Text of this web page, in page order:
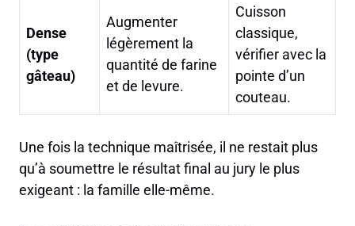
Dense
(type
gâteau)
Augmenter
légèrement la
quantité de farine
et de levure.
Cuisson
classique,
vérifier avec la
pointe d’un
couteau.
Une fois la technique maîtrisée, il ne restait plus
qu’à soumettre le résultat final au jury le plus
exigeant : la famille elle-même.